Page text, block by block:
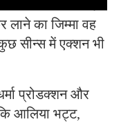
कर लिया गया है.
का जिम्मा वह
सीन्स में एक्शन भी
प्रोडक्शन और
आलिया भट्ट,